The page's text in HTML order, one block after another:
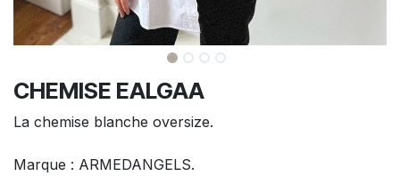
CHEMISE EALGAA
La chemise blanche oversize.
Marque : ARMEDANGELS.